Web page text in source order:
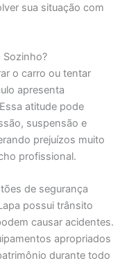
sua situação com
Sozinho?
o carro ou tentar
apresenta
atitude pode
suspensão e
prejuízos muito
profissional.
de segurança
possui trânsito
causar acidentes.
apropriados
durante todo